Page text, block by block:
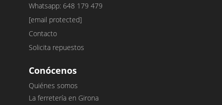
Whatsapp: 648 179 479
[email protected]
Contacto
Solicita repuestos
Conócenos
Quiénes somos
La ferretería en Girona